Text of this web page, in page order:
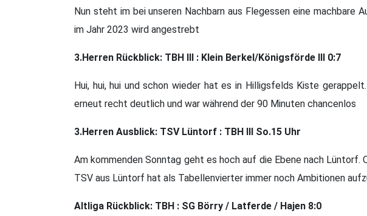
Nun steht im bei unseren Nachbarn aus Flegessen eine
im Jahr 2023 wird angestrebt
3.Herren Rückblick: TBH III : Klein Berkel/Königsförde III 0:7
Hui, hui, hui und schon wieder hat es in Hilligsfelds Kiste
erneut recht deutlich und war während der 90 Minuten chancenlos
3.Herren Ausblick: TSV Lüntorf : TBH III So.15 Uhr
Am kommenden Sonntag geht es hoch auf die Ebene nach
TSV aus Lüntorf hat als Tabellenvierter immer noch Ambitionen
Altliga Rückblick: TBH : SG Börry / Latferde / Hajen 8:0